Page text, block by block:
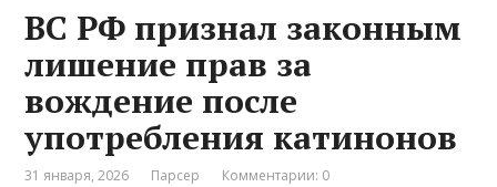
ВС РФ признал законным
лишение прав за
вождение после
употребления катинонов
31 января, 2026 Парсер Комментарии: 0